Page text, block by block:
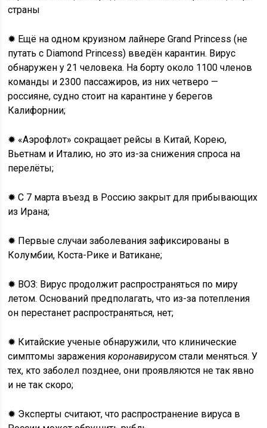
страны
✹ Ещё на одном круизном лайнере Grand Princess (не
путать с Diamond Princess) введён карантин. Вирус
обнаружен у 21 человека. На борту около 1100 членов
команды и 2300 пассажиров, из них четверо —
россияне, судно стоит на карантине у берегов
Калифорнии;
✹ «Аэрофлот» сокращает рейсы в Китай, Корею,
Вьетнам и Италию, но это из-за снижения спроса на
перелёты;
✹ С 7 марта въезд в Россию закрыт для прибывающих
из Ирана;
✹ Первые случаи заболевания зафиксированы в
Колумбии, Коста-Рике и Ватикане;
✹ ВОЗ: Вирус продолжит распространяться по миру
летом. Оснований предполагать, что из-за потепления
он перестанет распространяться, нет;
✹ Китайские ученые обнаружили, что клинические
симптомы заражениякоронавирусом стали меняться. У
тех, кто заболел позднее, они проявляются не так явно
и не так скоро;
✹ Эксперты считают, что распространение вируса в